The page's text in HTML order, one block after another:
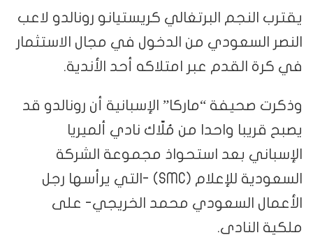
يقترب النجم البرتغالي كريستيانو رونالدو لاعب
النصر السعودي من الدخول في مجال الاستثمار
في كرة القدم عبر امتلاكه أحد الأندية.
وذكرت صحيفة “ماركا” الإسبانية أن رونالدو قد
يصبح قريبا واحدا من مُلّاك نادي ألميريا
الإسباني بعد استحواذ مجموعة الشركة
السعودية للإعلام (SMC) -التي يرأسها رجل
الأعمال السعودي محمد الخريجي- على
ملكية النادي.